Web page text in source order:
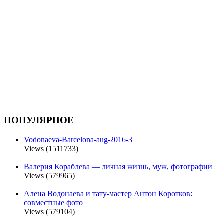
ПОПУЛЯРНОЕ
Vodonaeva-Barcelona-aug-2016-3
Views (1511733)
Валерия Кораблева — личная жизнь, муж, фотографии
Views (579965)
Алена Водонаева и тату-мастер Антон Коротков:
совместные фото
Views (579104)